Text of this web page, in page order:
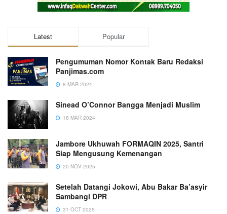
Latest Popular
Pengumuman Nomor Kontak Baru Redaksi
Panjimas.com
8 MAR 2024
Sinead O’Connor Bangga Menjadi Muslim
18 MAR 2024
Jambore Ukhuwah FORMAQIN 2025, Santri
Siap Mengusung Kemenangan
20 NOV 2025
Setelah Datangi Jokowi, Abu Bakar Ba’asyir
Sambangi DPR
31 OCT 2025